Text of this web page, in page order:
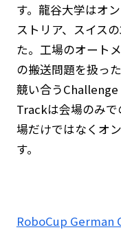
す。龍谷大学はオ
ストリア、スイス
た。工場のオート
の搬送問題を扱っ
競い合う
Trackは会場のみ
場だけではなくオ
す。
RoboCup German